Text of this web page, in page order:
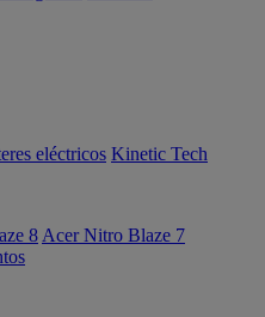
eléctricos Kinetic Tech
8 Acer Nitro Blaze 7